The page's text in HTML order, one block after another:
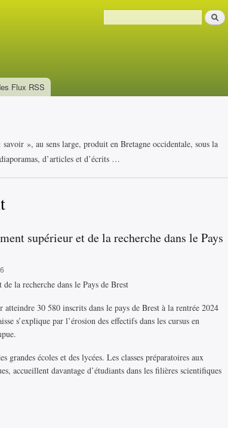
Formulaire de recherche
Flux RSS
», au sens large, produit en Bretagne occidentale, sous la
d’articles et d’écrits …
supérieur et de la recherche dans le Pays
la recherche dans le Pays de Brest
30 580 inscrits dans le pays de Brest à la rentrée 2024
s’explique par l’érosion des effectifs dans les cursus en
écoles et des lycées. Les classes préparatoires aux
accueillent davantage d’étudiants dans les filières scientifiques